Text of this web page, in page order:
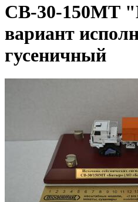
СВ-30-150МТ
вариант
гусеничный